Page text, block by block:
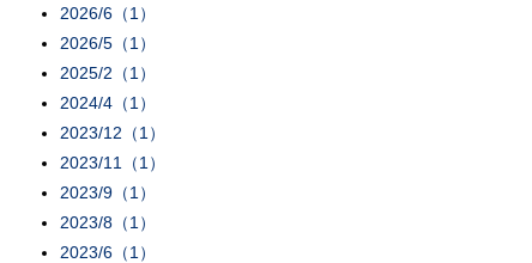
2026/6（1）
2026/5（1）
2025/2（1）
2024/4（1）
2023/12（1）
2023/11（1）
2023/9（1）
2023/8（1）
2023/6（1）